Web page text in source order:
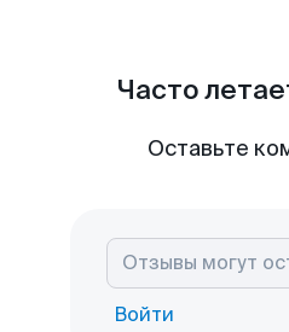
Часто
Оставьте
Войти